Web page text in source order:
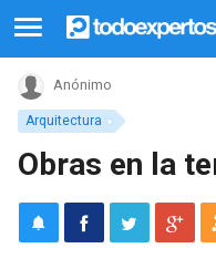
Arquitectura
Anónimo
Obras en la